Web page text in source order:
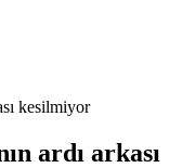
kesilmiyor
ardı arkası